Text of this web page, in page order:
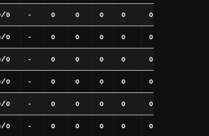
0 - 0 0 0 0 0
0 - 0 0 0 0 0
0 - 0 0 0 0 0
0 - 0 0 0 0 0
0 - 0 0 0 0 0
0 - 0 0 0 0 0